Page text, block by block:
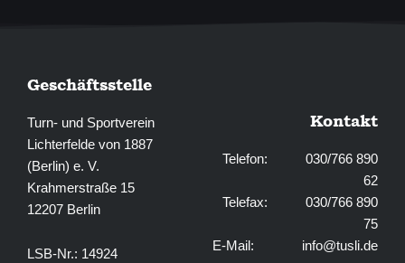
Geschäftsstelle
Turn- und Sportverein
Lichterfelde von 1887
(Berlin) e. V.
Krahmerstraße 15
12207 Berlin
LSB-Nr.: 14924
Kontakt
Telefon: 030/766 890
62
Telefax: 030/766 890
75
E-Mail: info@tusli.de